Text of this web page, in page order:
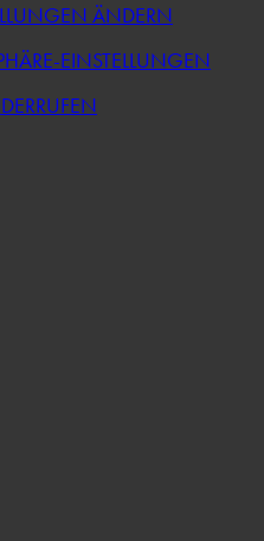
ÄNDERN
EINSTELLUNGEN